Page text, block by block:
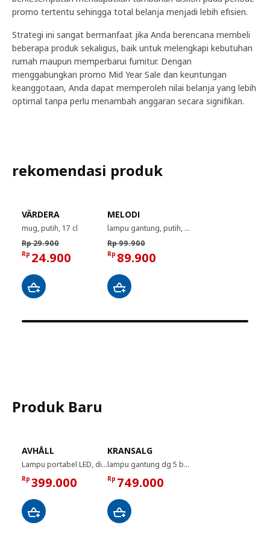
promo tertentu sehingga total belanja menjadi lebih efisien.
Strategi ini sangat bermanfaat jika Anda berencana membeli
beberapa produk sekaligus, baik untuk melengkapi kebutuhan
rumah maupun memperbarui furnitur. Dengan
menggabungkan promo Mid Year Sale dan keuntungan
keanggotaan, Anda dapat memperoleh nilai belanja yang lebih
optimal tanpa perlu menambah anggaran secara signifikan.
rekomendasi produk
VÄRDERA
mug, putih, 17 cl
Rp 29.900
Rp 24.900
MELODI
lampu gantung, putih, 28 cm
Rp 99.900
Rp 89.900
Produk Baru
AVHÅLL
Lampu portabel LED, dioperasikan dengan baterai dapat diredupkan/dilapisi nikel luar ruang, 29 cm
Rp 399.000
KRANSALG
lampu gantung dg 5 bohlam, hitam, 113 cm
Rp 749.000